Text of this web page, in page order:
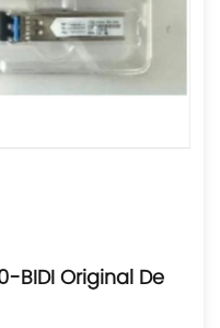
BIDI Original De